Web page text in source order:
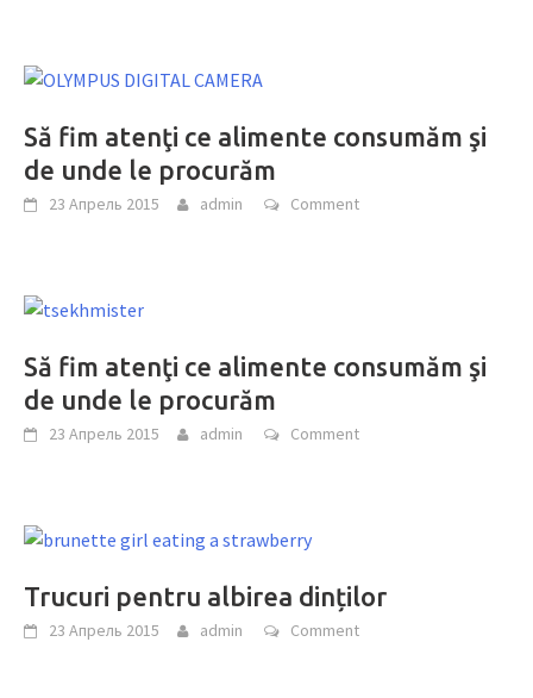
Să fim atenţi ce alimente consumăm şi
de unde le procurăm
23 Апрель 2015 admin Comment
Să fim atenţi ce alimente consumăm şi
de unde le procurăm
23 Апрель 2015 admin Comment
Trucuri pentru albirea dinților
23 Апрель 2015 admin Comment